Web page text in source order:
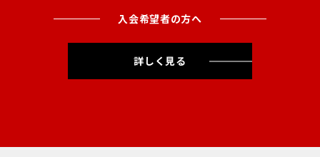
入会希望者の方へ
詳しく見る